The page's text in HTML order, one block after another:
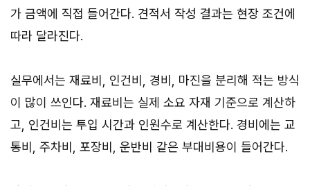
가 금액에 직접 들어간다. 견적서 작성 결과는 현장 조건에
따라 달라진다.
실무에서는 재료비, 인건비, 경비, 마진을 분리해 적는 방식
이 많이 쓰인다. 재료비는 실제 소요 자재 기준으로 계산하
고, 인건비는 투입 시간과 인원수로 계산한다. 경비에는 교
통비, 주차비, 포장비, 운반비 같은 부대비용이 들어간다.